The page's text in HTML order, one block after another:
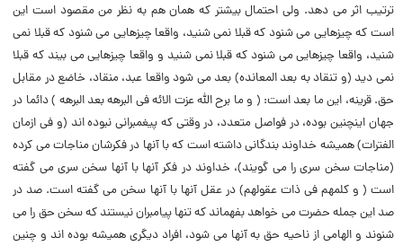
ترتیب اثر مى دهد. ولى احتمال بیشتر که همان هم به نظر من مقصود است این
است که چیزهایى مى شنود که قبلا نمى شنید، واقعا چیزهایى مى شنود که قبلا نمى
شنید، واقعا چیزهایى مى شنود که قبلا نمى شنید و واقعا چیزهایى مى بیند که قبلا
نمى دید (‌و تنقاد به بعد المعانده) بعد مى شود واقعا عبد، منقاد، خاضع در مقابل
حق. قرینه، این ما بعد است: (‌ و ما برح الله عزت الائه فى البرهه بعد البرهه ) دائما در
جهان اینچنین بوده، در فواصل متعدد، در وقتى که پیغمبرانى نبوده اند (‌و فى ازمان
الفترات) همیشه خداوند بندگانى داشته است که با آنها در فکرشان مناجات مى کرده
(‌مناجات سخن سرى را مى گویند)، خداوند در فکر آنها با آنها سخن سرى مى گفته
است (‌ و کلمهم فى ذات عقولهم) در عقل آنها با آنها سخن مى گفته است. صد در
صد این جمله حضرت مى خواهد بفهماند که تنها پیامبران نیستند که سخن حق را مى
شنوند و الهامى از ناحیه حق به آنها مى شود، افراد دیگرى همیشه بوده اند و چنین